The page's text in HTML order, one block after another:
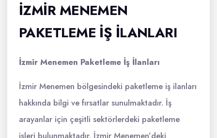
İZMIR MENEMEN
PAKETLEME İŞ İLANLARI
İzmir Menemen Paketleme İş İlanları
İzmir Menemen bölgesindeki paketleme iş ilanları
hakkında bilgi ve fırsatlar sunulmaktadır. İş
arayanlar için çeşitli sektörlerdeki paketleme
işleri bulunmaktadır. İzmir Menemen’deki